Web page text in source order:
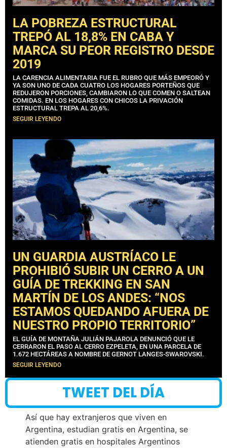
LA POBREZA ESTRUCTURAL
TREPÓ AL 18,8% EN CABA Y
MARCA SU PEOR REGISTRO DESDE
2019
LA CARENCIA ALIMENTARIA FUE EL RUBRO QUE MÁS EMPEORÓ Y
YA SON UNO DE CADA CUATRO LOS HOGARES PORTEÑOS QUE
REDUJERON PORCIONES, CAMBIARON LO QUE COMEN O SALTEAN
COMIDAS. EN LOS HOGARES CON CHICOS LA PRIVACIÓN
ESTRUCTURAL TREPA AL 20,6%.
SEGUIR LEYENDO
UN GUARDIA AUSTRÍACO LE
PROHIBIÓ SUBIR UN CERRO A UN
GUÍA DE TREKKING EN SAN
MARTÍN DE LOS ANDES: “NOS
ESTAMOS QUEDANDO AFUERA DE
NUESTRO PROPIO TERRITORIO”
EL GUÍA DE MONTAÑA JULIÁN PAJAROLA DENUNCIÓ QUE LE
CERRARON EL PASO AL CERRO EZPELETA, EN UNA PARCELA DE
1.672 HECTÁREAS A NOMBRE DE GERNOT LANGES-SWAROVSKI.
SEGUIR LEYENDO
TWEET DEL DÍA
Así que hay extranjeros que viven en
Argentina, estudian gratis en Argentina, se
atienden gratis en hospitales Argentinos